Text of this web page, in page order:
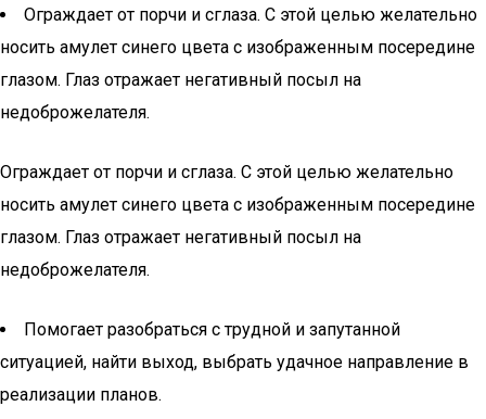
Ограждает от порчи и сглаза. С этой целью желательно
носить амулет синего цвета с изображенным посередине
глазом. Глаз отражает негативный посыл на
недоброжелателя.
Ограждает от порчи и сглаза. С этой целью желательно
носить амулет синего цвета с изображенным посередине
глазом. Глаз отражает негативный посыл на
недоброжелателя.
Помогает разобраться с трудной и запутанной
ситуацией, найти выход, выбрать удачное направление в
реализации планов.